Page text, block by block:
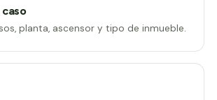
planta, ascensor y tipo de inmueble.